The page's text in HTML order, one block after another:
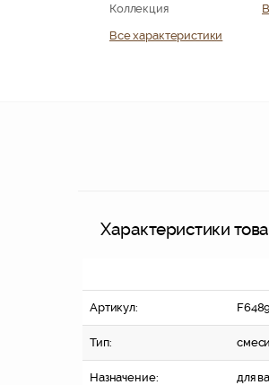
Коллекция
Все характеристики
Характеристики
Артикул:
Тип:
Назначение: для